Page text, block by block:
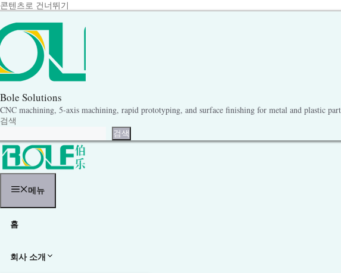
콘텐츠로 건너뛰기
Bole Solutions
CNC machining, 5-axis machining, rapid prototyping, and surface finishing for metal and plastic
검색
검색
메뉴
홈
회사 소개